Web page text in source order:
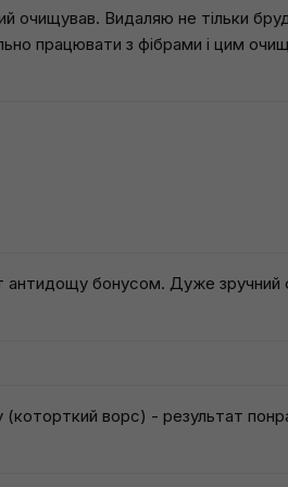
Видаляю не тільки
працювати з фібрами і цим
антидощу бонусом. Дуже зручний
ворс) - результат